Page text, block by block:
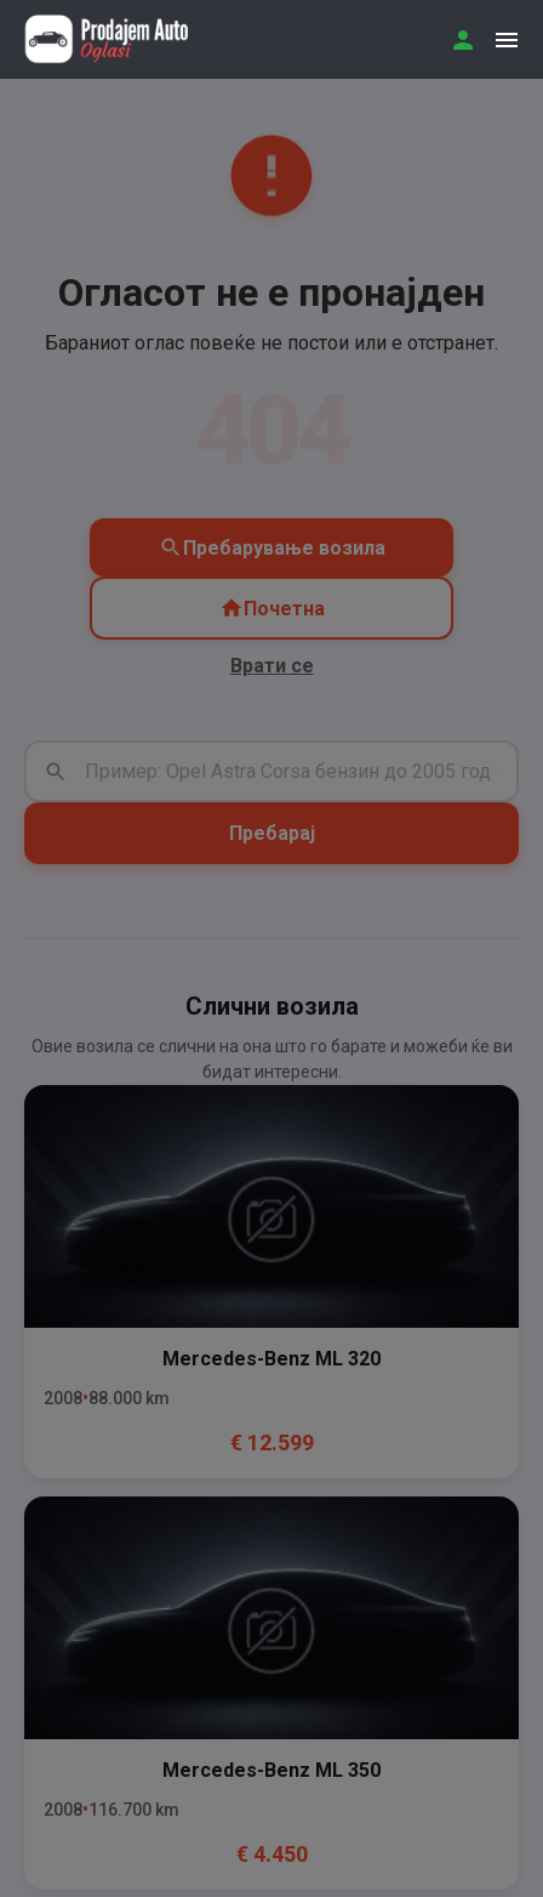
Огласот не е пронајден
Бараниот оглас повеќе не постои или е отстранет.
Пребарување возила
Почетна
Врати се
Пребарај
Слични возила
Овие возила се слични на она што го барате и можеби ќе ви
бидат интересни.
Mercedes-Benz ML 320
2008 88.000 km
€ 12.599
Mercedes-Benz ML 350
2008 116.700 km
€ 4.450